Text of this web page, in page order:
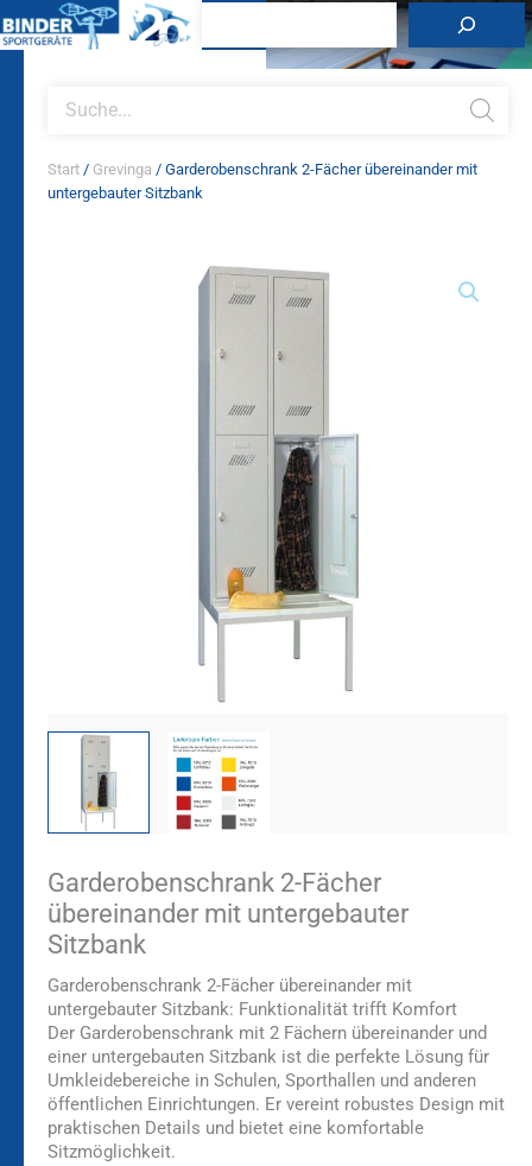
Inhalt
search
Start / Grevinga / Garderobenschrank 2-Fächer übereinander mit
untergebauter Sitzbank
Garderobenschrank 2-Fächer
übereinander mit untergebauter
Sitzbank
Garderobenschrank 2-Fächer übereinander mit
untergebauter Sitzbank: Funktionalität trifft Komfort
Der Garderobenschrank mit 2 Fächern übereinander und
einer untergebauten Sitzbank ist die perfekte Lösung für
Umkleidebereiche in Schulen, Sporthallen und anderen
öffentlichen Einrichtungen. Er vereint robustes Design mit
praktischen Details und bietet eine komfortable
Sitzmöglichkeit.